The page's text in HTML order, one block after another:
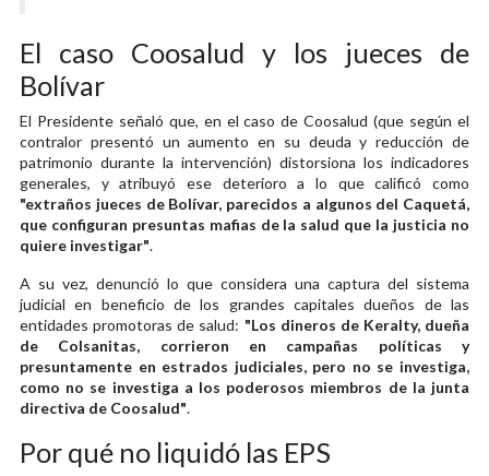
El caso Coosalud y los jueces de
Bolívar
El Presidente señaló que, en el caso de Coosalud (que según el
contralor presentó un aumento en su deuda y reducción de
patrimonio durante la intervención) distorsiona los indicadores
generales, y atribuyó ese deterioro a lo que calificó como
"extraños jueces de Bolívar, parecidos a algunos del Caquetá,
que configuran presuntas mafias de la salud que la justicia no
quiere investigar".
A su vez, denunció lo que considera una captura del sistema
judicial en beneficio de los grandes capitales dueños de las
entidades promotoras de salud: "Los dineros de Keralty, dueña
de Colsanitas, corrieron en campañas políticas y
presuntamente en estrados judiciales, pero no se investiga,
como no se investiga a los poderosos miembros de la junta
directiva de Coosalud".
Por qué no liquidó las EPS